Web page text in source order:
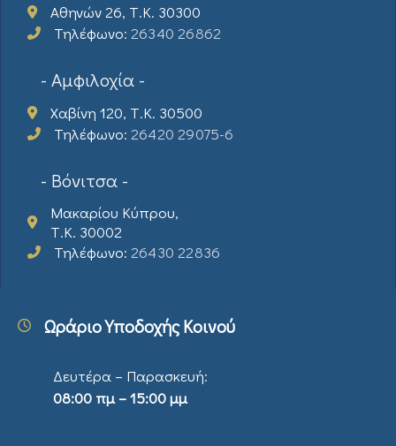
Αθηνών 26, Τ.Κ. 30300
Τηλέφωνο: 26340 26862
- Αμφιλοχία -
Χαβίνη 120, Τ.Κ. 30500
Τηλέφωνο: 26420 29075-6
- Βόνιτσα -
Μακαρίου Κύπρου,
Τ.Κ. 30002
Τηλέφωνο: 26430 22836
Ωράριο Υποδοχής Κοινού
Δευτέρα – Παρασκευή:
08:00 πμ – 15:00 μμ